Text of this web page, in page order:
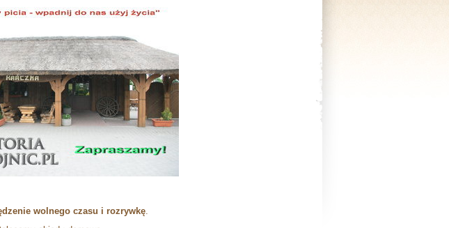
wolnego czasu i rozrywkę.